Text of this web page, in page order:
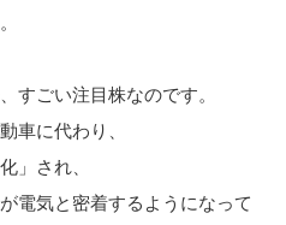
すごい注目株なのです。
車に代わり、
」され、
電気と密着するようになって